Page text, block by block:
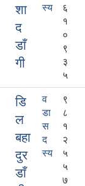
शा
द
डाँ
गी
स्य
६
१
०
९
३
५
डि
ल
बहा
दुर
डाँ
व
डा
स
द
स्य
९
८
१
२
५
५
७